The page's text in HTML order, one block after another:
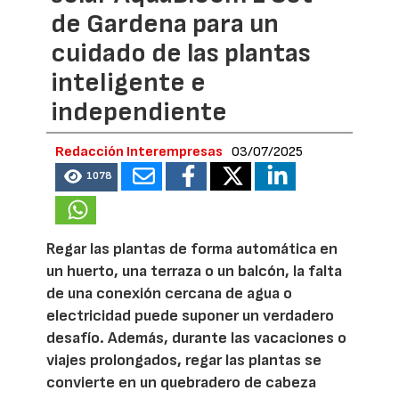
de Gardena para un
cuidado de las plantas
inteligente e
independiente
Redacción Interempresas 03/07/2025
1078
Regar las plantas de forma automática en
un huerto, una terraza o un balcón, la falta
de una conexión cercana de agua o
electricidad puede suponer un verdadero
desafío. Además, durante las vacaciones o
viajes prolongados, regar las plantas se
convierte en un quebradero de cabeza